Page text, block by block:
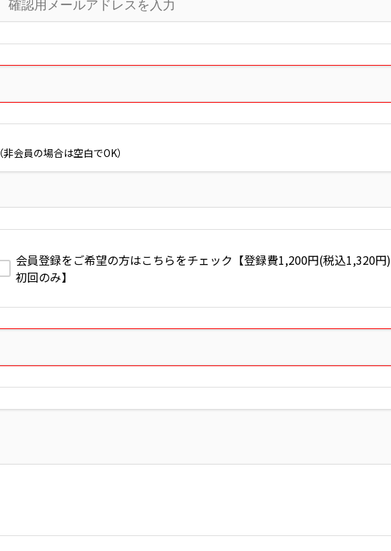
（非会員の場合は空白でOK）
会員登録をご希望の方はこちらをチェック【登録費1,200円(税込1,320円)
初回のみ】